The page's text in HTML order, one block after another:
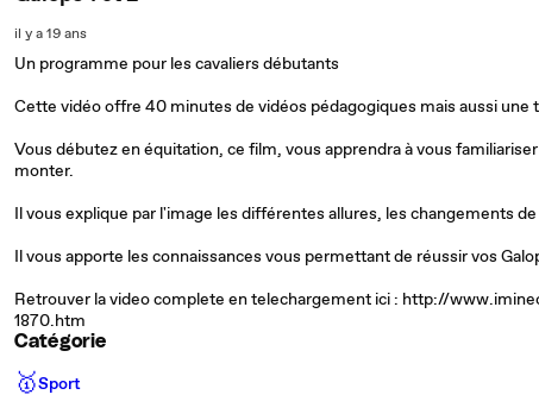
il y a 19 ans
Un programme pour les cavaliers débutants
Cette vidéo offre 40 minutes de vidéos pédagogiques mais aussi
Vous débutez en équitation, ce film, vous apprendra à vous
monter.
Il vous explique par l'image les différentes allures, les changements
Il vous apporte les connaissances vous permettant de réussir vos
Retrouver la video complete en telechargement ici : http://
1870.htm
Catégorie
🥇Sport